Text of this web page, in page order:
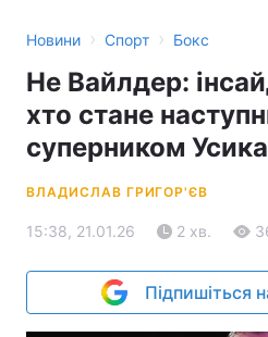
Новини › Спорт › Бокс
Не Вайлдер:
хто стане
суперником Усика
ВЛАДИСЛАВ ГРИГОР'ЄВ
15:38, 21.01.26 2 хв.
Підпишіться